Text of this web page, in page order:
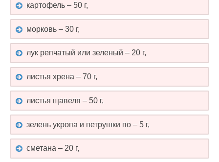
картофель – 50 г,
морковь – 30 г,
лук репчатый или зеленый – 20 г,
листья хрена – 70 г,
листья щавеля – 50 г,
зелень укропа и петрушки по – 5 г,
сметана – 20 г,